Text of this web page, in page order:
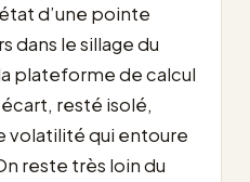
d’une pointe
dans le sillage du
plateforme de calcul
resté isolé,
volatilité qui entoure
reste très loin du